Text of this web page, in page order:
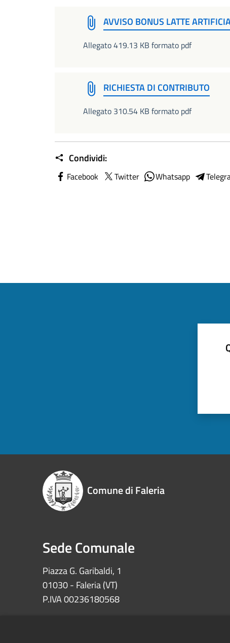
AVVISO BONUS LATTE
Allegato 419.13 KB formato pdf
RICHIESTA DI CONTRIBUTO
Allegato 310.54 KB formato pdf
Condividi:
Facebook Twitter Whatsapp
Comune di Faleria
Sede Comunale
Piazza G. Garibaldi, 1
01030 - Faleria (VT)
P.IVA 00236180568